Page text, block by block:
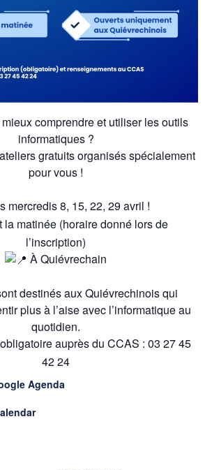
comprendre et utiliser les outils
informatiques ?
gratuits organisés spécialement
pour vous !
mercredis 8, 15, 22, 29 avril !
la matinée (horaire donné lors de
l’inscription)
À Quiévrechain
destinés aux Quiévrechinois qui
plus à l’aise avec l’informatique au
quotidien.
auprès du CCAS : 03 27 45
42 24
Agenda